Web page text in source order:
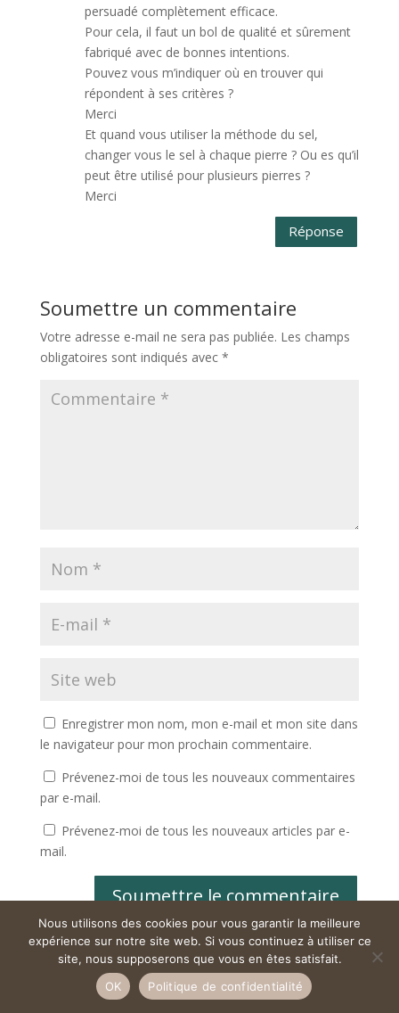
persuadé complètement efficace.
Pour cela, il faut un bol de qualité et sûrement
fabriqué avec de bonnes intentions.
Pouvez vous m’indiquer où en trouver qui
répondent à ses critères ?
Merci
Et quand vous utiliser la méthode du sel,
changer vous le sel à chaque pierre ? Ou es qu’il
peut être utilisé pour plusieurs pierres ?
Merci
Réponse
Soumettre un commentaire
Votre adresse e-mail ne sera pas publiée. Les champs
obligatoires sont indiqués avec *
Enregistrer mon nom, mon e-mail et mon site dans
le navigateur pour mon prochain commentaire.
Prévenez-moi de tous les nouveaux commentaires
par e-mail.
Prévenez-moi de tous les nouveaux articles par e-
mail.
Soumettre le commentaire
Nous utilisons des cookies pour vous garantir la meilleure
expérience sur notre site web. Si vous continuez à utiliser ce
site, nous supposerons que vous en êtes satisfait.
OK
Politique de confidentialité